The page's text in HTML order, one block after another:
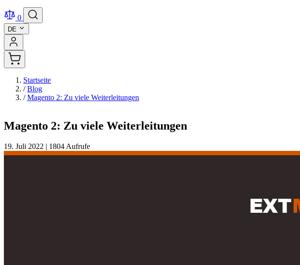
0
DE
Startseite
/ Blog
/ Magento 2: Zu viele Weiterleitungen
Magento 2: Zu viele Weiterleitungen
19. Juli 2022 | 1804 Aufrufe